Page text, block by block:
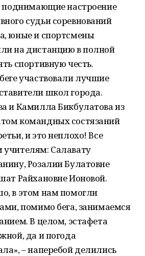
поднимающие настроение
судьи соревнований
юные и спортсмены
на дистанцию в полной
спортивную честь.
участвовали лучшие
школ города.
и Камилла Бикбулатова из
командных состязаний
и это неплохо! Все
Салавату
Розалии Булатовне
Райхановне Ионовой.
в этом нам помогли
помимо бега, занимаемся
В целом, эстафета
да и погода
– наперебой делились